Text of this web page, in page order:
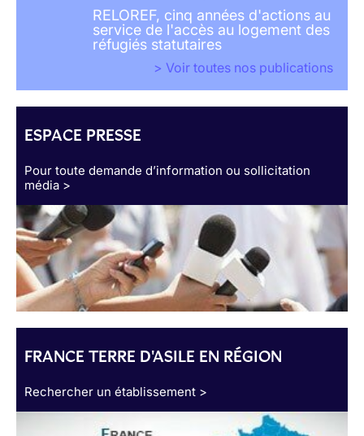
RELOREF, cinq années d'actions au
service de l'accès au logement des
réfugiés statutaires
> Voir toutes nos publications
ESPACE PRESSE
Pour toute demande d’information ou sollicitation
média >
FRANCE TERRE D'ASILE EN RÉGION
Rechercher un établissement >